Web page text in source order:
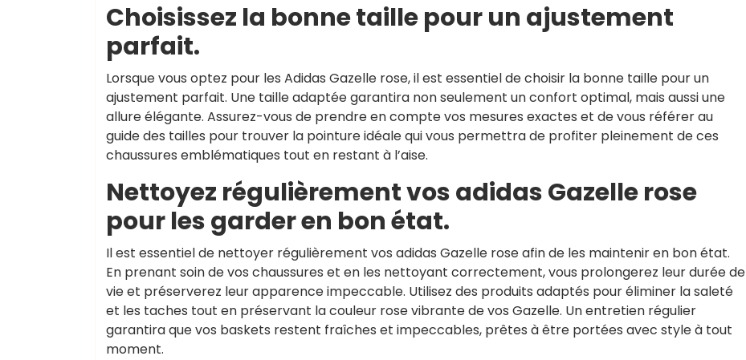
Choisissez la bonne taille pour un ajustement
parfait.
Lorsque vous optez pour les Adidas Gazelle rose, il est essentiel de choisir la bonne taille pour un
ajustement parfait. Une taille adaptée garantira non seulement un confort optimal, mais aussi une
allure élégante. Assurez-vous de prendre en compte vos mesures exactes et de vous référer au
guide des tailles pour trouver la pointure idéale qui vous permettra de profiter pleinement de ces
chaussures emblématiques tout en restant à l’aise.
Nettoyez régulièrement vos adidas Gazelle rose
pour les garder en bon état.
Il est essentiel de nettoyer régulièrement vos adidas Gazelle rose afin de les maintenir en bon état.
En prenant soin de vos chaussures et en les nettoyant correctement, vous prolongerez leur durée de
vie et préserverez leur apparence impeccable. Utilisez des produits adaptés pour éliminer la saleté
et les taches tout en préservant la couleur rose vibrante de vos Gazelle. Un entretien régulier
garantira que vos baskets restent fraîches et impeccables, prêtes à être portées avec style à tout
moment.